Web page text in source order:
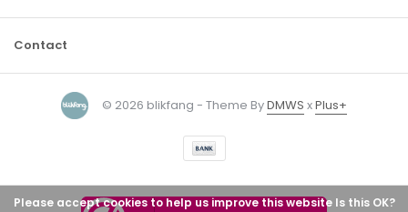
Contact
© 2026 blikfang - Theme ByDMWS xPlus+
Please accept cookies to help us improve this website Is this OK?